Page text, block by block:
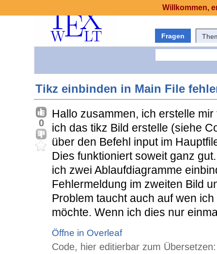
Fragen
Tikz einbinden in Main File
0
Hallo zusammen, ich erstelle
ich das tikz Bild erstelle (siehe
über den Befehl input im
Dies funktioniert soweit ganz
ich zwei Ablaufdiagramme
Fehlermeldung im zweiten Bild
Problem taucht auch auf wen
möchte. Wenn ich dies nur
Öffne in Overleaf
Code, hier editierbar zum Übersetzen:
Willkommen,